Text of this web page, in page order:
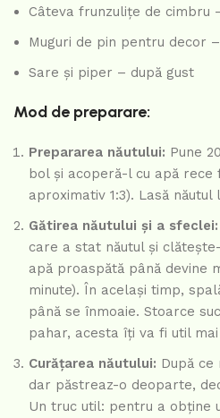
Câteva frunzulițe de cimbru
Muguri de pin pentru decor
Sare și piper – după gust
Mod de preparare:
Prepararea năutului: Pune
bol și acoperă-l cu apă
aproximativ 1:3). Lasă
Gătirea năutului și a sfeclei:
care a stat năutul și
apă proaspătă până devine
minute). În același timp,
până se înmoaie. Stoarce
pahar, acesta îți va fi util
Curățarea năutului: După
dar păstreaz-o deoparte,
Un truc util: pentru a obține